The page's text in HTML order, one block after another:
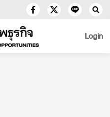
Login